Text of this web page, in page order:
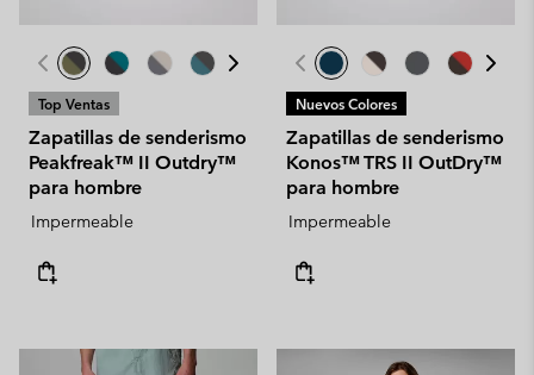
Top Ventas
Zapatillas de senderismo
Peakfreak™ II Outdry™
para hombre
Impermeable
Nuevos Colores
Zapatillas de senderismo
Konos™ TRS II OutDry™
para hombre
Impermeable